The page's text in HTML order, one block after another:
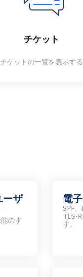
チケット
チケットの一覧を表示する
ーザ
のす
電
SPF
TLS-
す。